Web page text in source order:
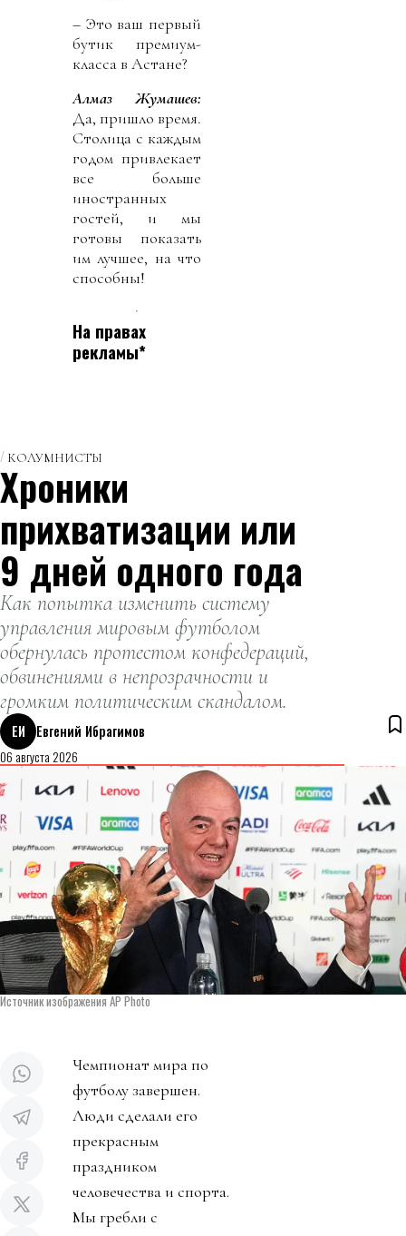
– Это ваш первый
бутик премиум-
класса в Астане?
Алмаз Жумашев:
Да, пришло время.
Столица с каждым
годом привлекает
все больше
иностранных
гостей, и мы
готовы показать
им лучшее, на что
способны!
На правах
рекламы*
КОЛУМНИСТЫ
Хроники
прихватизации или
9 дней одного года
Как попытка изменить систему
управления мировым футболом
обернулась протестом конфедераций,
обвинениями в непрозрачности и
громким политическим скандалом.
ЕИ
Евгений Ибрагимов
06 августа 2026
Источник изображения AP Photo
Чемпионат мира по
футболу завершен.
Люди сделали его
прекрасным
праздником
человечества и спорта.
Мы гребли с